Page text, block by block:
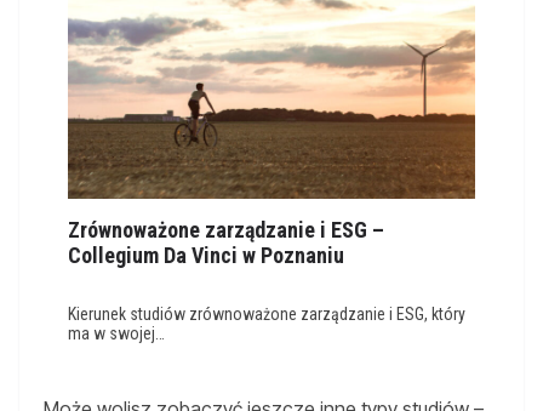
Zrównoważone zarządzanie i ESG –
Collegium Da Vinci w Poznaniu
Kierunek studiów zrównoważone zarządzanie i ESG, który
ma w swojej…